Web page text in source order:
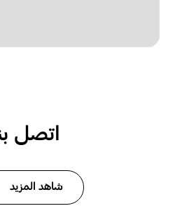
اتصل
شاهد المزيد